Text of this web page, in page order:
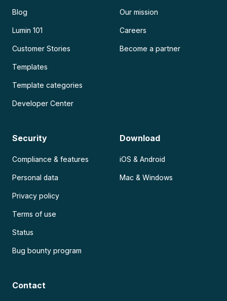
Blog
Lumin 101
Customer Stories
Templates
Template categories
Developer Center
Our mission
Careers
Become a partner
Security
Compliance & features
Personal data
Privacy policy
Terms of use
Status
Bug bounty program
Download
iOS & Android
Mac & Windows
Contact